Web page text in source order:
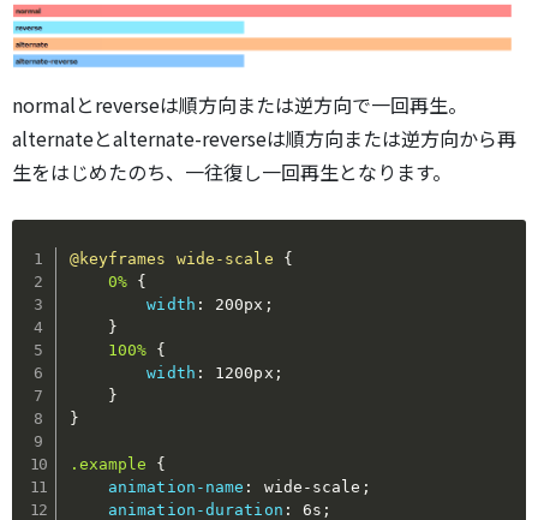
normalとreverseは順方向または逆方向で一回再生。
alternateとalternate-reverseは順方向または逆方向から再
生をはじめたのち、一往復し一回再生となります。
@keyframes wide-scale
{
0% {
width : 200px ;
}
100% {
width : 1200px ;
}
}
.example
{
animation-name : wide-scale ;
animation-duration : 6s ;